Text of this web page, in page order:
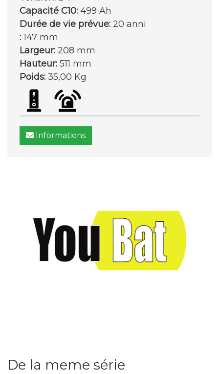
Capacité C10: 499 Ah
Durée de vie prévue: 20 anni
:147 mm
Largeur: 208 mm
Hauteur: 511 mm
Poids: 35,00 Kg
Informations
De la meme série